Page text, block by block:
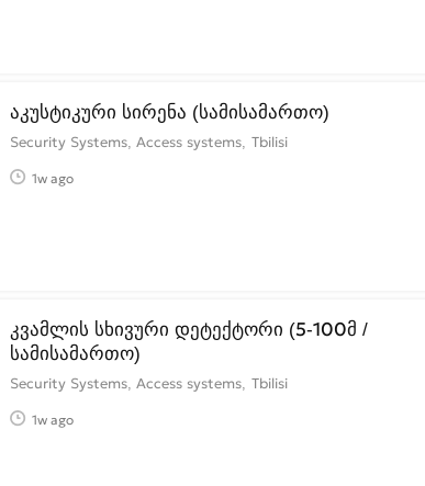
აკუსტიკური სირენა (სამისამართო)
Security Systems, Access systems Tbilisi
1w ago
კვამლის სხივური დეტექტორი (5-100მ /
სამისამართო)
Security Systems, Access systems Tbilisi
1w ago